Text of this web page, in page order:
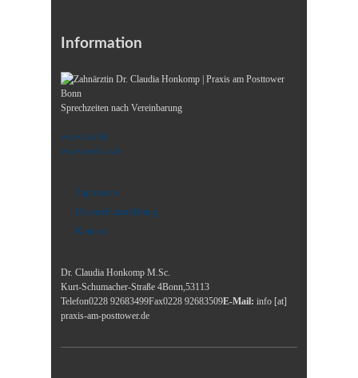
Information
Sprechzeiten nach Vereinbarung
www.kzv.de
www.zaek-nr.de
Impressum
Datenschutzerklärung
Kontakt
Dr. Claudia Honkomp M.Sc.
Kurt-Schumacher-Straße 4Bonn,53113
Telefon0228 92683499Fax0228 92683509E-Mail: info [at]
praxis-am-posttower.de